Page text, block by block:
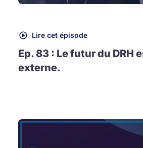
Lire cet épisode
Ep. 83 : Le futur du DRH
externe.